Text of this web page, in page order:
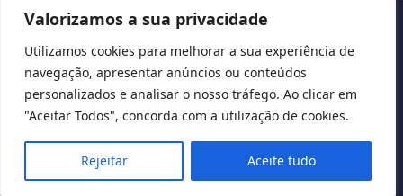
Valorizamos a sua privacidade
Utilizamos cookies para melhorar a sua experiência de
navegação, apresentar anúncios ou conteúdos
personalizados e analisar o nosso tráfego. Ao clicar em
"Aceitar Todos", concorda com a utilização de cookies.
Rejeitar Aceite tudo
Copyright © 2026 Cascais International Health Forum
Powered bymarketividade.com
Privacy Policy